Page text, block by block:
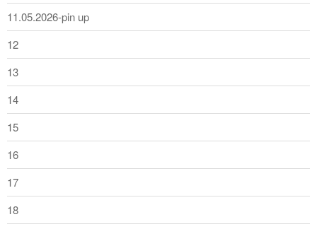
11.05.2026-pin up
12
13
14
15
16
17
18